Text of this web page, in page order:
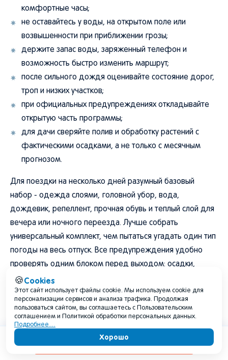
комфортные часы;
не оставайтесь у воды, на открытом поле или
возвышенности при приближении грозы;
держите запас воды, заряженный телефон и
возможность быстро изменить маршрут;
после сильного дождя оценивайте состояние дорог,
троп и низких участков;
при официальных предупреждениях откладывайте
открытую часть программы;
для дачи сверяйте полив и обработку растений с
фактическими осадками, а не только с месячным
прогнозом.
Для поездки на несколько дней разумный базовый
набор - одежда слоями, головной убор, вода,
дождевик, репеллент, прочная обувь и теплый слой для
вечера или ночного переезда. Лучше собрать
универсальный комплект, чем пытаться угадать один тип
погоды на весь отпуск. Все предупреждения удобно
проверять одним блоком перед выходом: осадки,
гроза, ветер, пожарная обстановка и ограничения у
воды. Это снижает количество повторных проверок и
помогает быстрее выбрать безопасный сценарий дня.
Содержание
🍪Cookies
Этот сайт использует файлы cookie. Мы используем cookie для
персонализации сервисов и анализа трафика. Продолжая
пользоваться сайтом, вы соглашаетесь с Пользовательским
соглашением и Политикой обработки персональных данных.
Подробнее…
Хорошо